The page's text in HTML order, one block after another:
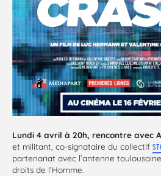
Lundi 4 avril à 20h, rencontre avec
et militant, co-signataire du collectif
partenariat avec l’antenne
droits de l’Homme.